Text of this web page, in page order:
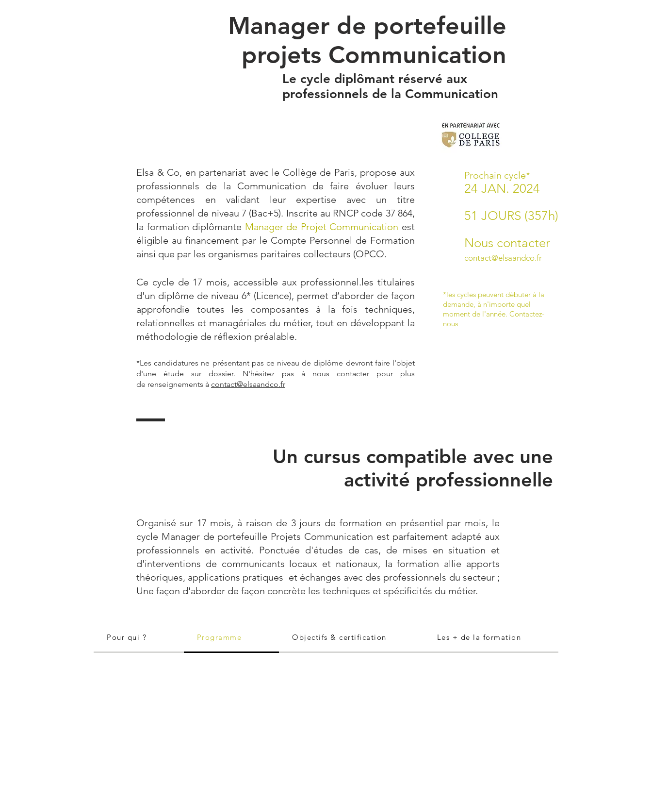
Manager de portefeuille
projets Communication
Elsa & Co, en partenariat avec le Collège de Paris, propose aux
professionnels de la Communication de faire évoluer leurs
compétences en validant leur expertise avec un titre
professionnel de niveau 7 (Bac+5). Inscrite au RNCP code 37 864,
la formation diplômante Manager de Projet Communication est
éligible au financement par le Compte Personnel de Formation
ainsi que par les organismes paritaires collecteurs (OPCO.
Ce cycle de 17 mois, accessible aux professionnel.les titulaires
d'un diplôme de niveau 6* (Licence), permet d’aborder de façon
approfondie toutes les composantes à la fois techniques,
relationnelles et managériales du métier, tout en développant la
méthodologie de réflexion préalable.
*Les candidatures ne présentant pas ce niveau de diplôme devront faire l'objet
d'une étude sur dossier. N'hésitez pas à nous contacter pour plus
de renseignements à contact@elsaandco.fr
Le cycle diplômant réservé aux
professionnels de la Communication
Prochain cycle*
24 JAN. 2024
51 JOURS (357h)
Nous contacter
contact@elsaandco.fr
*les cycles peuvent débuter à la
demande, à n'importe quel
moment de l'année. Contactez-
nous
Un cursus compatible avec une
activité professionnelle
Organisé sur 17 mois, à raison de 3 jours de formation en présentiel par mois, le
cycle Manager de portefeuille Projets Communication est parfaitement adapté aux
professionnels en activité. Ponctuée d'études de cas, de mises en situation et
d'interventions de communicants locaux et nationaux, la formation allie apports
théoriques, applications pratiques et échanges avec des professionnels du secteur ;
Une façon d'aborder de façon concrète les techniques et spécificités du métier.
Pour qui ? Programme Objectifs & certification Les + de la formation